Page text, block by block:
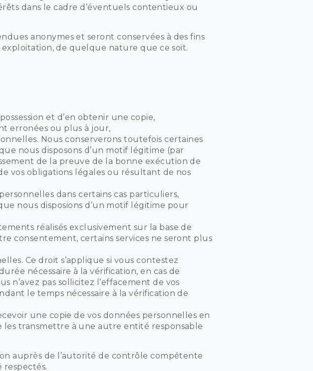
dans le cadre d’éventuels contentieux ou
anonymes et seront conservées à des fins
de quelque nature que ce soit.
et d’en obtenir une copie,
erronées ou plus à jour,
Nous conserverons toutefois certaines
nous disposons d’un motif légitime (par
de la preuve de la bonne exécution de
vos obligations légales ou résultant de nos
dans certains cas particuliers,
nous disposions d’un motif légitime pour
réalisés exclusivement sur la base de
consentement, certains services ne seront plus
Ce droit s’applique si vous contestez
nécessaire à la vérification, en cas de
n’avez pas sollicitez l’effacement de vos
le temps nécessaire à la vérification de
une copie de vos données personnelles en
transmettre à une autre entité responsable
auprès de l’autorité de contrôle compétente
respectés.